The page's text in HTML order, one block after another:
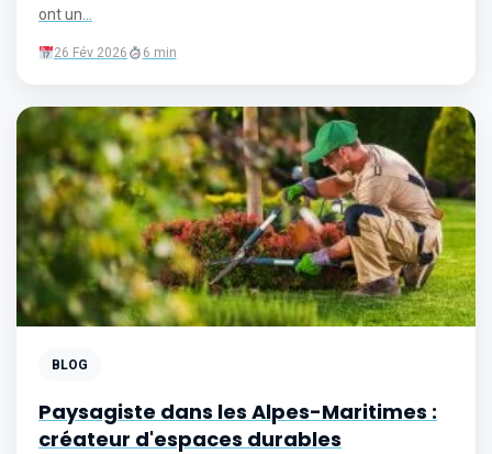
ont un...
26 Fév 2026 6 min
BLOG
Paysagiste dans les Alpes-Maritimes :
créateur d'espaces durables